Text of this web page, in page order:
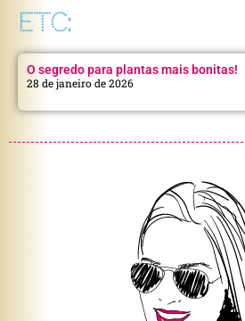
ETC:
O segredo para plantas mais bonitas!
28 de janeiro de 2026